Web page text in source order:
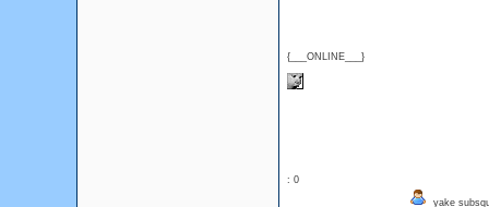
{___ONLINE___}
: 0
yake